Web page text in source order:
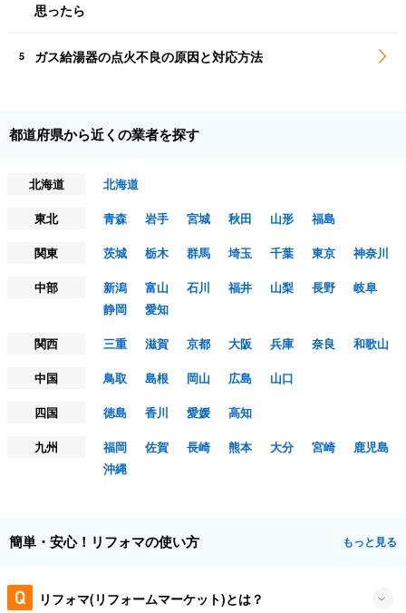
思ったら
5 ガス給湯器の点火不良の原因と対応方法
都道府県から近くの業者を探す
北海道
北海道
東北
青森 岩手 宮城 秋田 山形
福島
関東
茨城 栃木 群馬 埼玉 千葉 東京
神奈川
中部
新潟 富山 石川 福井 山梨 長野
岐阜
静岡
愛知
関西
三重 滋賀 京都 大阪 兵庫 奈良
和歌山
中国
鳥取 島根 岡山 広島
山口
四国
徳島 香川 愛媛
高知
九州
福岡 佐賀 長崎 熊本 大分 宮崎
鹿児島
沖縄
簡単・安心！リフォマの使い方 もっと見る
リフォマ(リフォームマーケット)とは？